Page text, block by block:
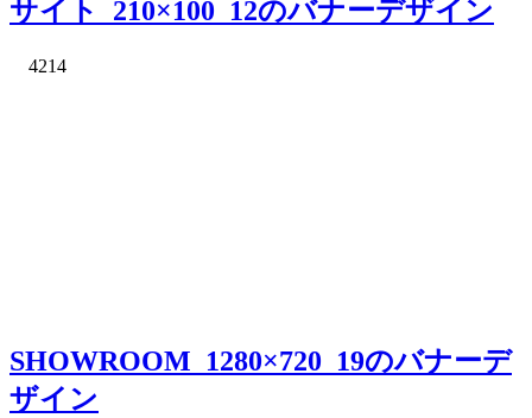
サイト_210×100_12のバナーデザイン
4214
SHOWROOM_1280×720_19のバナーデ
ザイン